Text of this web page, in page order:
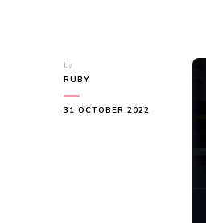
by
RUBY
31 OCTOBER 2022